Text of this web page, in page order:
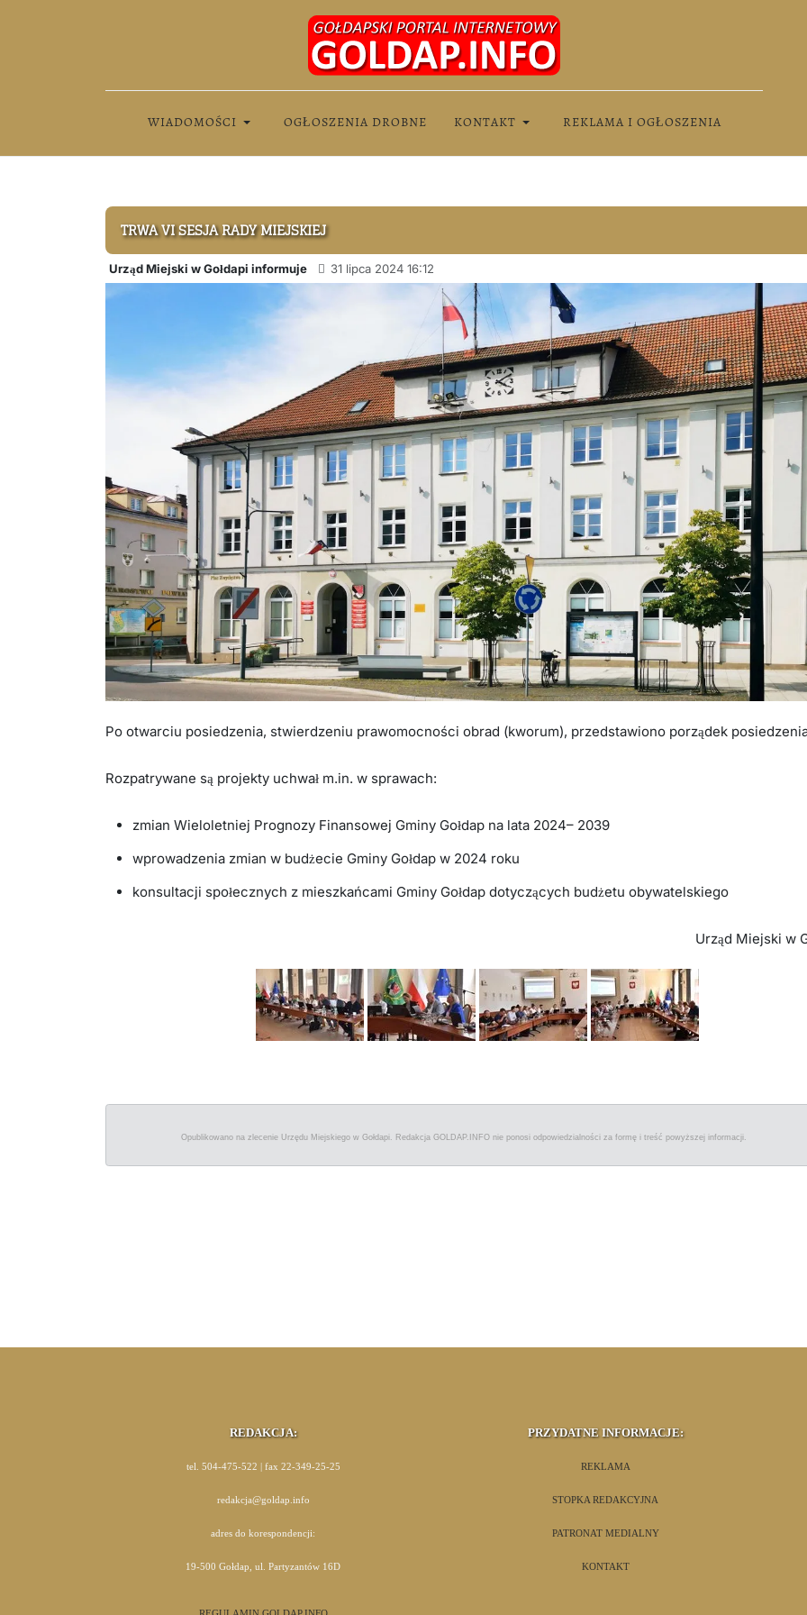
WIADOMOŚCI OGŁOSZENIA DROBNE KONTAKT REKLAMA I OGŁOSZENIA
TRWA VI SESJA RADY MIEJSKIEJ
Urząd Miejski w Gołdapi informuje 31 lipca 2024 16:12
Po otwarciu posiedzenia, stwierdzeniu prawomocności obrad (kworum), przedstawiono porządek
Rozpatrywane są projekty uchwał m.in. w sprawach:
zmian Wieloletniej Prognozy Finansowej Gminy Gołdap na lata 2024– 2039
wprowadzenia zmian w budżecie Gminy Gołdap w 2024 roku
konsultacji społecznych z mieszkańcami Gminy Gołdap dotyczących budżetu obywatelskiego
Urząd Miejski w
Opublikowano na zlecenie Urzędu Miejskiego w Gołdapi. Redakcja GOLDAP.INFO nie ponosi odpowiedzialności za formę i treść powyższej informacji.
REDAKCJA:
tel. 504-475-522 | fax 22-349-25-25
redakcja@goldap.info
adres do korespondencji:
19-500 Gołdap, ul. Partyzantów 16D
PRZYDATNE INFORMACJE:
REKLAMA
STOPKA REDAKCYJNA
PATRONAT MEDIALNY
KONTAKT